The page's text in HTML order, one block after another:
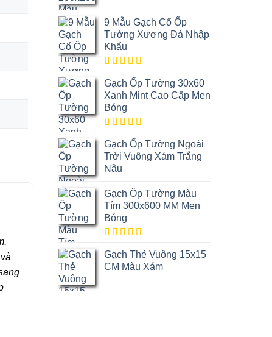
9 Mẫu Gạch Cổ Ốp
Tường Xương Đá Nhập
Khẩu
trên
5 dựa trên
đánh giá
Gạch Ốp Tường 30x60
Xanh Mint Cao Cấp Men
Bóng
trên
5 dựa trên
đánh giá
Gạch Ốp Tường Ngoài
Trời Vuông Xám Trắng
Nâu
Gạch Ốp Tường Màu
Tím 300x600 MM Men
Bóng
5 dựa trên
đánh giá
Gạch Thẻ Vuông 15x15
CM Màu Xám